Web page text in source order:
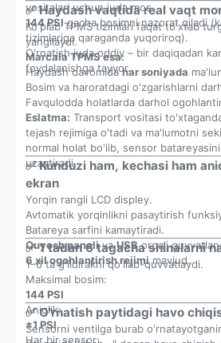
vositalari uchun juda mos.
144 PSIgacha bosimni nazorat qiladi
tizimlariga qaraganda yuqoriroq).
O'rnatish juda oddiy – bir daqiqadan
foydalanishga tayyor.
✅ Haydash vaqtida real vaqt
Ko'plab TPMS tizimlari faqat to'xtab
yangilaydi.
Marcala TPMS esa:
Haydash davomidahar soniyada
Bosim va haroratdagi o'zgarishlarni
Favqulodda holatlarda darhol
Eslatma: Transport vositasi
tejash rejimiga o'tadi va ma'lumotni
normal holat bo'lib, sensor
uzaytiradi.
✅ Kunduzi ham, kechasi ham
ekran
Yorqin rangli LCD displey.
Avtomatik yorqinlikni pasaytirish
Batareya sarfini kamaytiradi.
Quyosh panelivaUSBorqali
6 xil ogohlantirish rejimimavjud.
✅ 1 tadan 6 tagacha shinalarni
1–6 ta g'ildirakni qo'llab-quvvatlaydi.
Maksimal bosim:
144 PSI
Aniqlik:
±1 PSI
Har bir sensor:
✅ O'rnatish paytidagi havo
Sensorni ventilga burab